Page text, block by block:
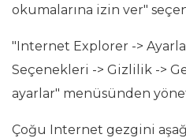
okumalarına izin ver"
"Internet Explorer ->
Seçenekleri -> Gizlilik ->
ayarlar" menüsünden
Çoğu Internet gezgini